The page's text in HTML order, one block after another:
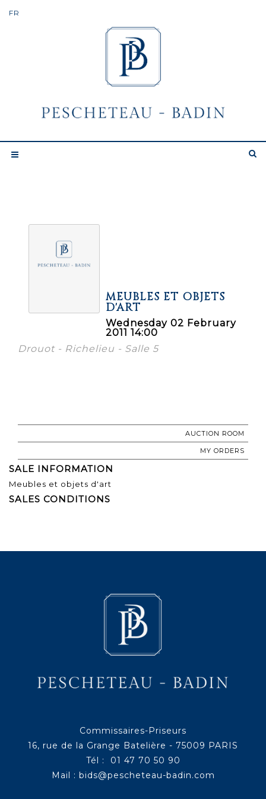
MEUBLES ET OBJETS
D'ART
Wednesday 02 February
2011 14:00
Drouot - Richelieu - Salle 5
AUCTION ROOM
MY ORDERS
SALE INFORMATION
Meubles et objets d'art
SALES CONDITIONS
Commissaires-Priseurs
16, rue de la Grange Batelière - 75009 PARIS
Tél : 01 47 70 50 90
Mail : bids@pescheteau-badin.com